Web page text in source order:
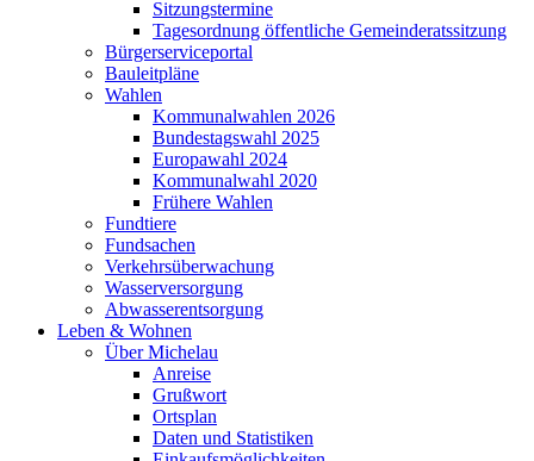
Sitzungstermine
Tagesordnung öffentliche Gemeinderatssitzung
Bürgerserviceportal
Bauleitpläne
Wahlen
Kommunalwahlen 2026
Bundestagswahl 2025
Europawahl 2024
Kommunalwahl 2020
Frühere Wahlen
Fundtiere
Fundsachen
Verkehrsüberwachung
Wasserversorgung
Abwasserentsorgung
Leben & Wohnen
Über Michelau
Anreise
Grußwort
Ortsplan
Daten und Statistiken